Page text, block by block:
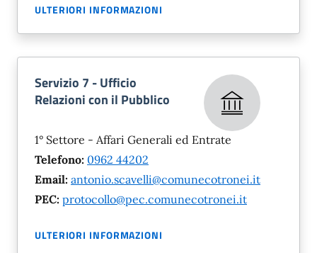
ULTERIORI INFORMAZIONI
Servizio 7 - Ufficio
Relazioni con il Pubblico
1° Settore - Affari Generali ed Entrate
Telefono: 0962 44202
Email: antonio.scavelli@comunecotronei.it
PEC: protocollo@pec.comunecotronei.it
ULTERIORI INFORMAZIONI